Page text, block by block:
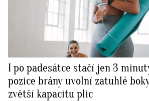
I po padesátce stačí jen 3
pozice brány uvolní zatuhlé
zvětší kapacitu plic